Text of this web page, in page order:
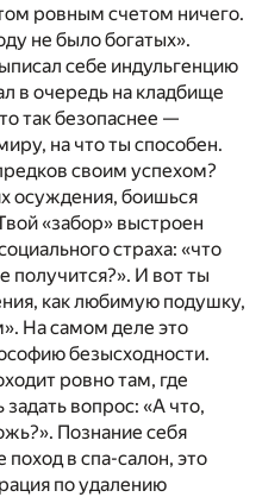
ровным счетом ничего.
не было богатых».
себе индульгенцию
в очередь на кладбище
так безопаснее —
на что ты способен.
своим успехом?
осуждения, боишься
«забор» выстроен
страха: «что
получится?». И вот ты
как любимую подушку,
На самом деле это
безысходности.
ровно там, где
задать вопрос: «А что,
Познание себя
в спа-салон, это
по удалению